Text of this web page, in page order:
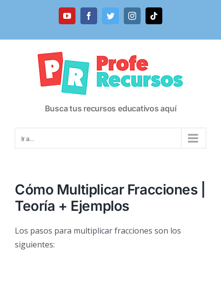
YouTubeFacebookTwitterInstagramTiktok
Busca tus recursos educativos aquí
Ir a...
Cómo Multiplicar Fracciones |
Teoría + Ejemplos
Los pasos para multiplicar fracciones son los
siguientes: